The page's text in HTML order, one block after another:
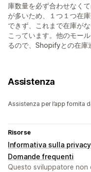
庫数量を必ず合わせなく
が多いため、１つ１つ在
できず、これまで在庫が
こっています。他のモー
るので、Shopifyとの在庫
Assistenza
Assistenza per l’app fornita
Risorse
Informativa sulla privacy
Domande frequenti
Questo sviluppatore non